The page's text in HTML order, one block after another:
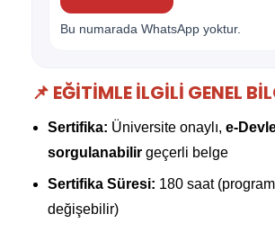
Bu numarada WhatsApp yoktur.
📌 EĞITIMLE İLGILI GENEL
Sertifika: Üniversite onaylı, e-
sorgulanabilir geçerli belge
Sertifika Süresi: 180 saat
değişebilir)